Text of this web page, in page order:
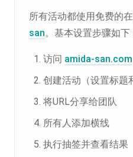
所有活动都使用免费的
san。基本设置步骤如下
访问 amida-san.com
创建活动（设置标题
将URL分享给团队
所有人添加横线
执行抽签并查看结果